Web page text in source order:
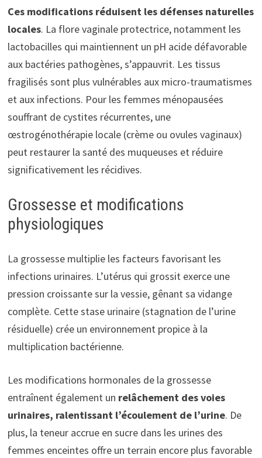
Ces modifications réduisent les défenses naturelles
locales. La flore vaginale protectrice, notamment les
lactobacilles qui maintiennent un pH acide défavorable
aux bactéries pathogènes, s’appauvrit. Les tissus
fragilisés sont plus vulnérables aux micro-traumatismes
et aux infections. Pour les femmes ménopausées
souffrant de cystites récurrentes, une
œstrogénothérapie locale (crème ou ovules vaginaux)
peut restaurer la santé des muqueuses et réduire
significativement les récidives.
Grossesse et modifications
physiologiques
La grossesse multiplie les facteurs favorisant les
infections urinaires. L’utérus qui grossit exerce une
pression croissante sur la vessie, gênant sa vidange
complète. Cette stase urinaire (stagnation de l’urine
résiduelle) crée un environnement propice à la
multiplication bactérienne.
Les modifications hormonales de la grossesse
entraînent également un relâchement des voies
urinaires, ralentissant l’écoulement de l’urine. De
plus, la teneur accrue en sucre dans les urines des
femmes enceintes offre un terrain encore plus favorable